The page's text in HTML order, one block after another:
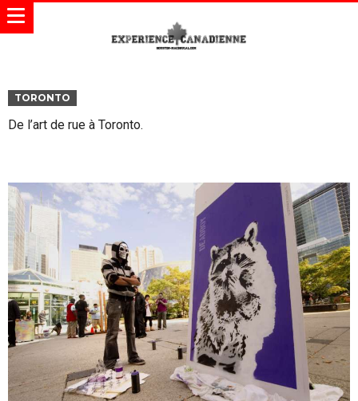
TORONTO
De l’art de rue à Toronto.